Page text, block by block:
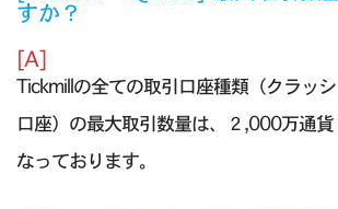
すか？
[A]
Tickmillの全ての取引口座種類（クラッ
口座）の最大取引数量は、２,000万通
なっております。